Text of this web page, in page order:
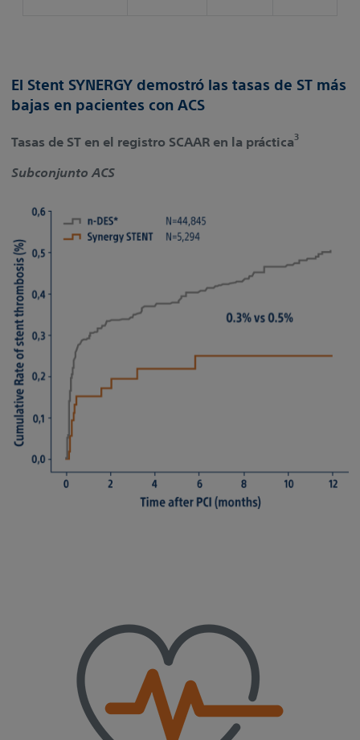
El Stent SYNERGY demostró las tasas de ST más
bajas en pacientes con ACS
Tasas de ST en el registro SCAAR en la práctica3
Subconjunto ACS